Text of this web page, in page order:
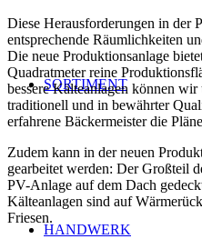
SORTIMENT
HANDWERK
Diese Herausforderungen in der
entsprechende Räumlichkeiten
Die neue Produktionsanlage
Quadratmeter reine
bessere Kälteanlagen können
traditionell und in bewährter
erfahrene Bäckermeister die
Zudem kann in der neuen
gearbeitet werden: Der Großteil
PV-Anlage auf dem Dach
Kälteanlagen sind auf
Friesen.